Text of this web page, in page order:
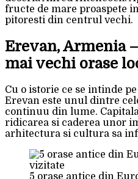
fructe de mare proaspete
pitoresti din centrul vechi.
Erevan, Armenia
mai vechi orase
Cu o istorie ce se intinde
Erevan este unul dintre
continuu din lume.
ridicarea si caderea unor
arhitectura si cultura sa
5 orase antice din